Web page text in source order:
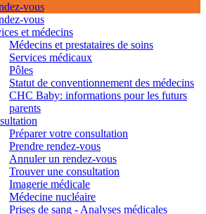
vous
vous
et médecins
Médecins et prestataires de soins
Services médicaux
Pôles
Statut de conventionnement des médecins
CHC Baby: informations pour les futurs
parents
Préparer votre consultation
Prendre rendez-vous
Annuler un rendez-vous
Trouver une consultation
Imagerie médicale
Médecine nucléaire
Prises de sang - Analyses médicales